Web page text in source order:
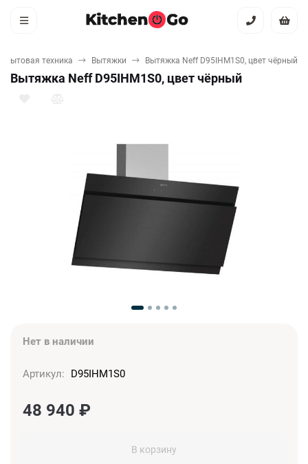
бытовая техника Вытяжки Вытяжка Neff D95IHM1S0, цвет чёрный
Вытяжка Neff D95IHM1S0, цвет чёрный
Нет в наличии
Артикул: D95IHM1S0
48 940 ₽
В корзину